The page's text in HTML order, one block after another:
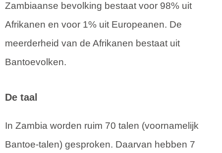
Zambiaanse bevolking bestaat voor 98% uit
Afrikanen en voor 1% uit Europeanen. De
meerderheid van de Afrikanen bestaat uit
Bantoevolken.
De taal
In Zambia worden ruim 70 talen (voornamelijk
Bantoe-talen) gesproken. Daarvan hebben 7